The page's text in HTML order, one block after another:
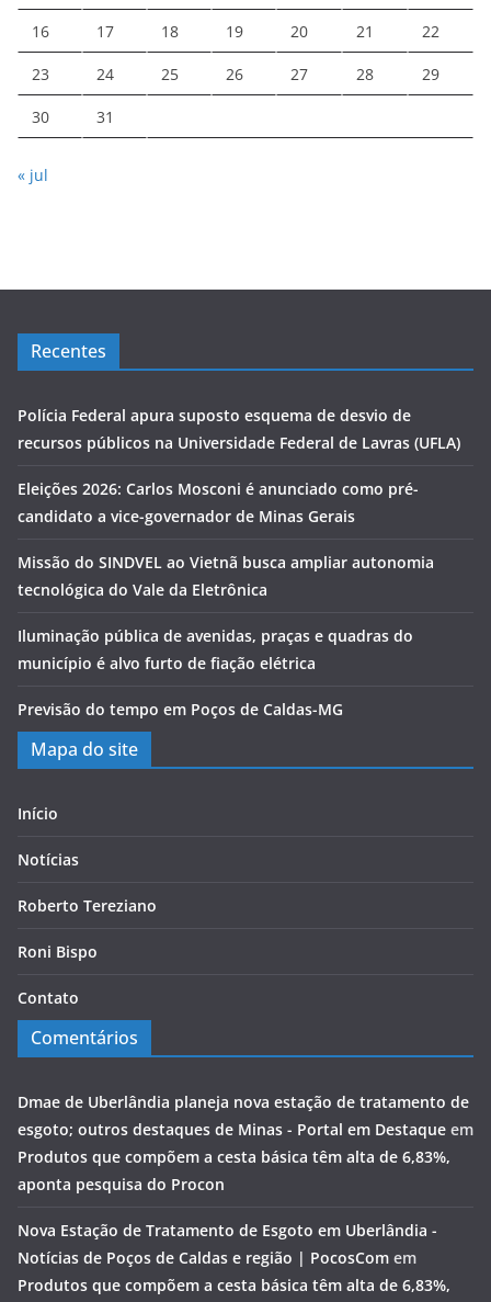
16 17 18 19 20 21 22
23 24 25 26 27 28 29
30 31
« jul
Recentes
Polícia Federal apura suposto esquema de desvio de
recursos públicos na Universidade Federal de Lavras (UFLA)
Eleições 2026: Carlos Mosconi é anunciado como pré-
candidato a vice-governador de Minas Gerais
Missão do SINDVEL ao Vietnã busca ampliar autonomia
tecnológica do Vale da Eletrônica
Iluminação pública de avenidas, praças e quadras do
município é alvo furto de fiação elétrica
Previsão do tempo em Poços de Caldas-MG
Mapa do site
Início
Notícias
Roberto Tereziano
Roni Bispo
Contato
Comentários
Dmae de Uberlândia planeja nova estação de tratamento de
esgoto; outros destaques de Minas - Portal em Destaque em
Produtos que compõem a cesta básica têm alta de 6,83%,
aponta pesquisa do Procon
Nova Estação de Tratamento de Esgoto em Uberlândia -
Notícias de Poços de Caldas e região | PocosCom em
Produtos que compõem a cesta básica têm alta de 6,83%,